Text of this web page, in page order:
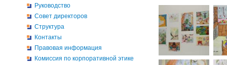
Руководство
Совет директоров
Структура
Контакты
Правовая информация
Комиссия по корпоративной этике